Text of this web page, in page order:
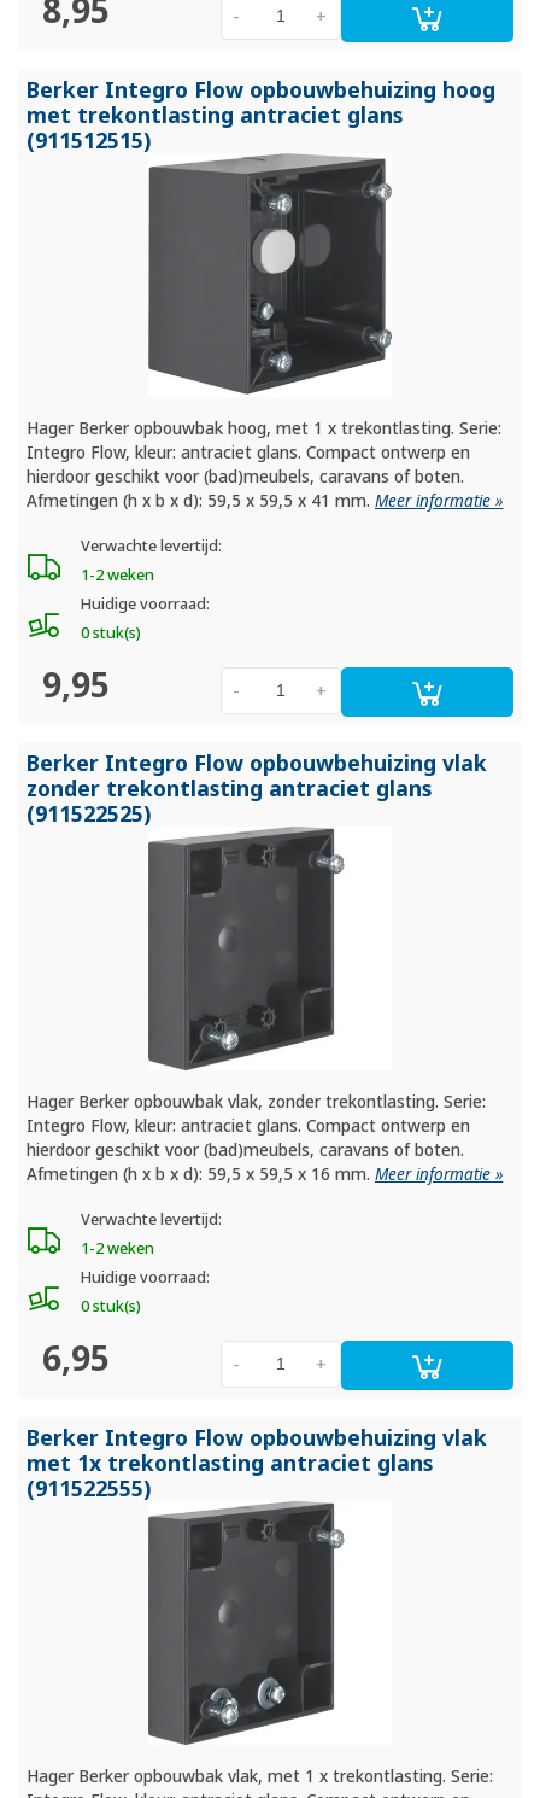
8,95 +
-
Berker Integro Flow opbouwbehuizing hoog
met trekontlasting antraciet glans
(911512515)
Hager Berker opbouwbak hoog, met 1 x trekontlasting. Serie:
Integro Flow, kleur: antraciet glans. Compact ontwerp en
hierdoor geschikt voor (bad)meubels, caravans of boten.
Afmetingen (h x b x d): 59,5 x 59,5 x 41 mm.Meer informatie »
Verwachte levertijd:
1-2 weken
Huidige voorraad:
0 stuk(s)
9,95 +
-
Berker Integro Flow opbouwbehuizing vlak
zonder trekontlasting antraciet glans
(911522525)
Hager Berker opbouwbak vlak, zonder trekontlasting. Serie:
Integro Flow, kleur: antraciet glans. Compact ontwerp en
hierdoor geschikt voor (bad)meubels, caravans of boten.
Afmetingen (h x b x d): 59,5 x 59,5 x 16 mm.Meer informatie »
Verwachte levertijd:
1-2 weken
Huidige voorraad:
0 stuk(s)
6,95 +
-
Berker Integro Flow opbouwbehuizing vlak
met 1x trekontlasting antraciet glans
(911522555)
Hager Berker opbouwbak vlak, met 1 x trekontlasting. Serie: